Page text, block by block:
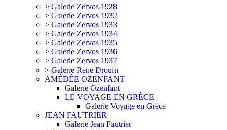
> Galerie Zervos 1928
> Galerie Zervos 1932
> Galerie Zervos 1933
> Galerie Zervos 1934
> Galerie Zervos 1935
> Galerie Zervos 1936
> Galerie Zervos 1937
> Galerie René Drouin
AMÉDÉE OZENFANT
Galerie Ozenfant
LE VOYAGE EN GRÈCE
Galerie Voyage en Grèce
JEAN FAUTRIER
Galerie Jean Fautrier